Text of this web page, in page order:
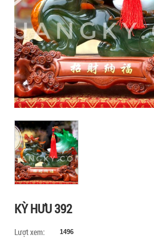
KỲ HƯU 392
Lượt xem: 1496